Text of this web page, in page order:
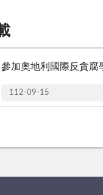
參加奧地利國際反貪腐
112-09-15